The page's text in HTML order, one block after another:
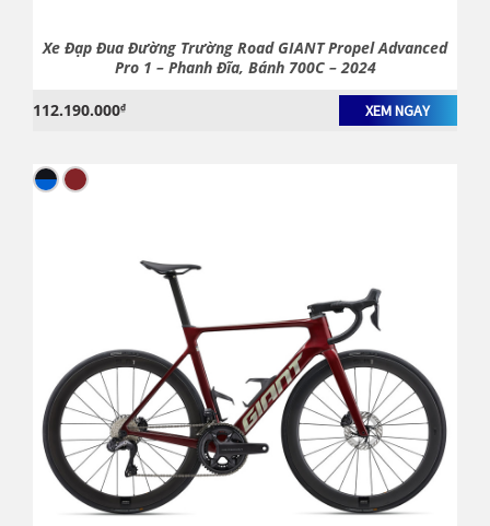
Xe Đạp Đua Đường Trường Road GIANT Propel Advanced
Pro 1 – Phanh Đĩa, Bánh 700C – 2024
112.190.000₫ XEM NGAY